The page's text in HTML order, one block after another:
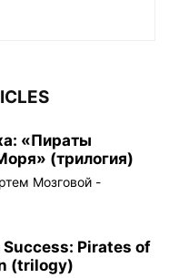
«Пираты
(трилогия)
Мозговой -
Pirates of
(trilogy)